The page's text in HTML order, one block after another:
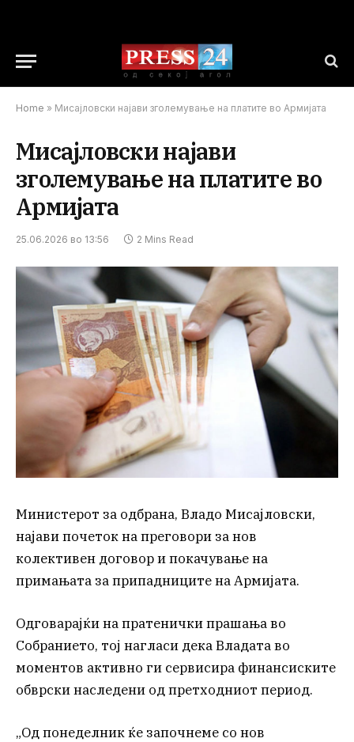
Home » Мисајловски најави зголемување на платите во Армијата
Мисајловски најави
зголемување на платите во
Армијата
25.06.2026 во 13:56 2 Mins Read
Министерот за одбрана, Владо Мисајловски,
најави почеток на преговори за нов
колективен договор и покачување на
примањата за припадниците на Армијата.
Одговарајќи на пратенички прашања во
Собранието, тој нагласи дека Владата во
моментов активно ги сервисира финансиските
обврски наследени од претходниот период.
„Од понеделник ќе започнеме со нов